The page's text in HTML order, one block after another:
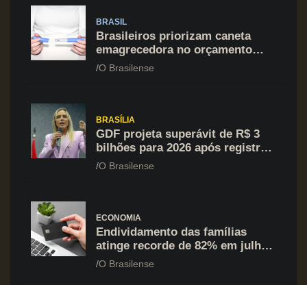
BRASIL
Brasileiros priorizam caneta
emagrecedora no orçamento
mesmo em situação de aperto
O Brasilense
BRASÍLIA
GDF projeta superávit de R$ 3
bilhões para 2026 após registrar
recuo no déficit
O Brasilense
ECONOMIA
Endividamento das famílias
atinge recorde de 82% em julho;
cartão de crédito segue como
O Brasilense